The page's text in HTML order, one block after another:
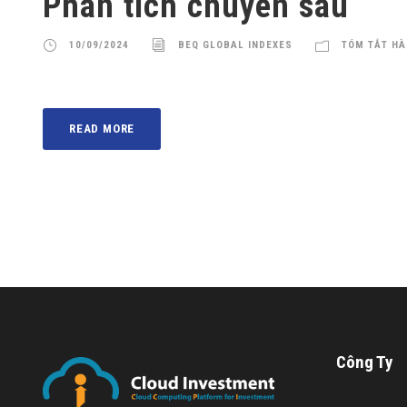
10/09/2024 BEQ GLOBAL INDEXES TÓM TẮT
READ MORE
Công Ty